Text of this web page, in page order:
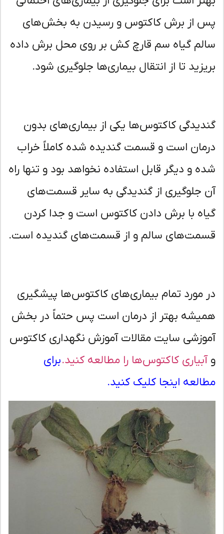
از برش کاکتوس و رسیدن به بخش‌های
گیاه سم قارچ کش بر روی محل برش داده
تا از انتقال بیماری‌ها جلوگیری شود.
کاکتوس‌ها یکی از بیماری‌های بدون
است و قسمت گندیده شده کاملاً خراب
و دیگر قابل استفاده نخواهد بود و تنها راه
جلوگیری از گندیدگی به سایر قسمت‌های
با برش دادن کاکتوس است و جدا کردن
سالم و از قسمت‌های گندیده است.
مورد تمام بیماری‌های کاکتوس‌ها پیشگیری
بهتر از درمان است پس حتماً در بخش
سایت مقالات آموزش نگهداری کاکتوس
آبیاری کاکتوس‌ها را مطالعه کنید.برای
اینجا کلیک کنید.